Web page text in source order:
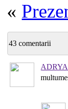
«
43 comentarii